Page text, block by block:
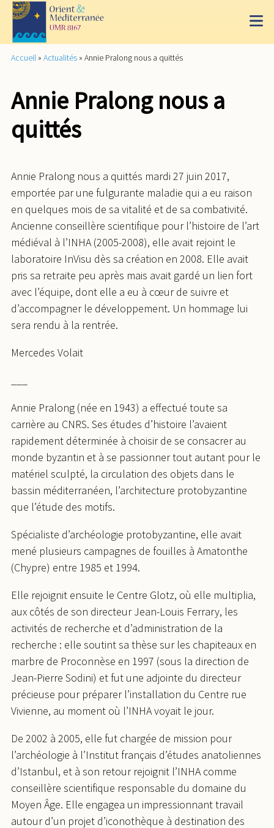
Accueil » Actualités » Annie Pralong nous a quittés
Annie Pralong nous a
quittés
Annie Pralong nous a quittés mardi 27 juin 2017,
emportée par une fulgurante maladie qui a eu raison
en quelques mois de sa vitalité et de sa combativité.
Ancienne conseillère scientifique pour l’histoire de l’art
médiéval à l’INHA (2005-2008), elle avait rejoint le
laboratoire InVisu dès sa création en 2008. Elle avait
pris sa retraite peu après mais avait gardé un lien fort
avec l’équipe, dont elle a eu à cœur de suivre et
d’accompagner le développement. Un hommage lui
sera rendu à la rentrée.
Mercedes Volait
Annie Pralong (née en 1943) a effectué toute sa
carrière au CNRS. Ses études d’histoire l’avaient
rapidement déterminée à choisir de se consacrer au
monde byzantin et à se passionner tout autant pour le
matériel sculpté, la circulation des objets dans le
bassin méditerranéen, l’architecture protobyzantine
que l’étude des motifs.
Spécialiste d’archéologie protobyzantine, elle avait
mené plusieurs campagnes de fouilles à Amatonthe
(Chypre) entre 1985 et 1994.
Elle rejoignit ensuite le Centre Glotz, où elle multiplia,
aux côtés de son directeur Jean-Louis Ferrary, les
activités de recherche et d’administration de la
recherche : elle soutint sa thèse sur les chapiteaux en
marbre de Proconnèse en 1997 (sous la direction de
Jean-Pierre Sodini) et fut une adjointe du directeur
précieuse pour préparer l’installation du Centre rue
Vivienne, au moment où l’INHA voyait le jour.
De 2002 à 2005, elle fut chargée de mission pour
l’archéologie à l’Institut français d’études anatoliennes
d’Istanbul, et à son retour rejoignit l’INHA comme
conseillère scientifique responsable du domaine du
Moyen Âge. Elle engagea un impressionnant travail
autour d’un projet d’iconothèque à destination des